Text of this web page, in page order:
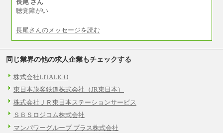
長尾 さん
聴覚障がい
長尾さんのメッセージを読む
同じ業界の他の求人企業もチェックする
株式会社LITALICO
東日本旅客鉄道株式会社（JR東日本）
株式会社ＪＲ東日本ステーションサービス
ＳＢＳロジコム株式会社
マンパワーグループ プラス株式会社